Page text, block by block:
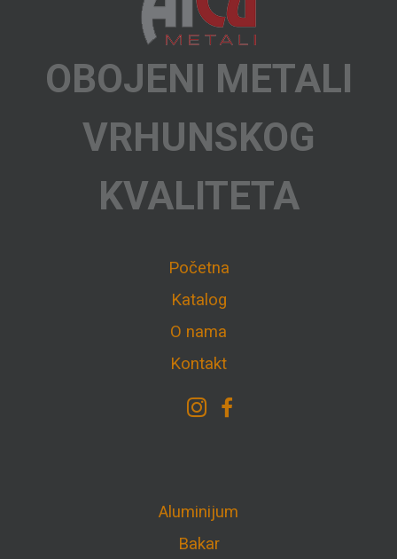
OBOJENI METALI
VRHUNSKOG
KVALITETA
Početna
Katalog
O nama
Kontakt
Aluminijum
Bakar